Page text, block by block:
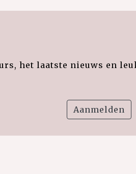
het laatste nieuws en
Aanmelden